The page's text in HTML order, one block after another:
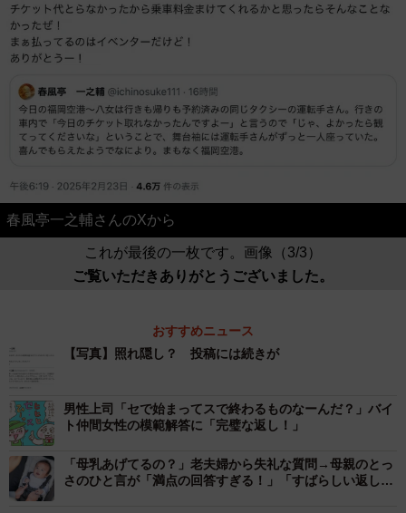
春風亭一之輔さんのXから
これが最後の一枚です。画像（3/3）
ご覧いただきありがとうございました。
おすすめニュース
【写真】照れ隠し？ 投稿には続きが
男性上司「セで始まってスで終わるものなーんだ？」バイ
ト仲間女性の模範解答に「完璧な返し！」
「母乳あげてるの？」老夫婦から失礼な質問→母親のとっ
さのひと言が「満点の回答すぎる！」「すばらしい返し」